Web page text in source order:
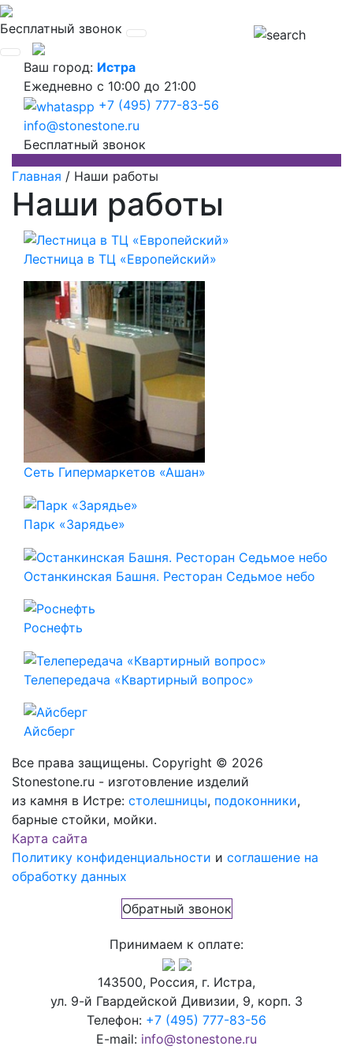
Бесплатный звонок
Ваш город: Истра
Ежедневно с 10:00 до 21:00
+7 (495) 777-83-56
info@stonestone.ru
Бесплатный звонок
Главная / Наши работы
Наши работы
Лестница в ТЦ «Европейский»
Сеть Гипермаркетов «Ашан»
Парк «Зарядье»
Останкинская Башня. Ресторан Седьмое небо
Роснефть
Телепередача «Квартирный вопрос»
Айсберг
Все права защищены. Copyright © 2026
Stonestone.ru - изготовление изделий
из камня в Истре: столешницы, подоконники,
барные стойки, мойки.
Карта сайта
Политику конфиденциальности и соглашение на
обработку данных
Обратный звонок
Принимаем к оплате:
143500, Россия, г. Истра,
ул. 9-й Гвардейской Дивизии, 9, корп. 3
Телефон: +7 (495) 777-83-56
E-mail: info@stonestone.ru